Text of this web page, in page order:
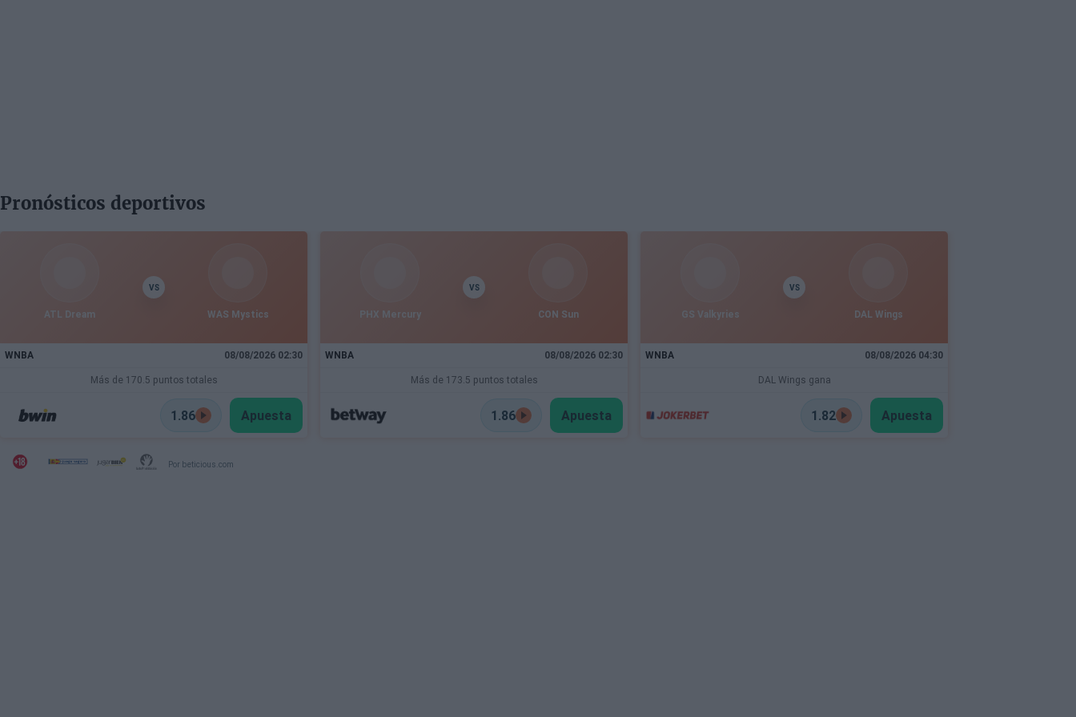
Pronósticos deportivos
ATL Dream
VS
WAS Mystics
WNBA 08/08/2026 02:30
Más de 170.5 puntos totales
1.86 Apuesta
PHX Mercury
VS
CON Sun
WNBA 08/08/2026 02:30
Más de 173.5 puntos totales
1.86 Apuesta
GS Valkyries
VS
DAL Wings
WNBA 08/08/2026 04:30
DAL Wings gana
1.82 Apuesta
Por beticious.com